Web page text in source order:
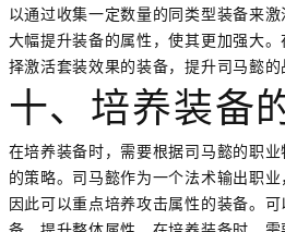
以通过收集一定数量的同类型装备来
大幅提升装备的属性，使其更加强大
择激活套装效果的装备，提升司马懿的
十、培养装备
在培养装备时，需要根据司马懿的职
的策略。司马懿作为一个法术输出职业
因此可以重点培养攻击属性的装备。